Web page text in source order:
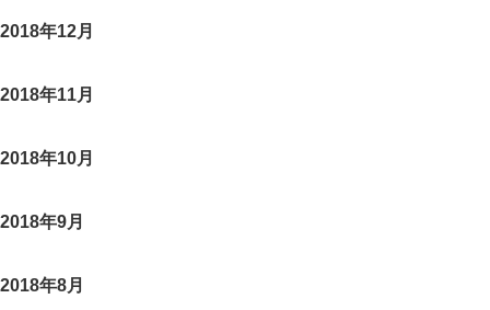
2018年12月
2018年11月
2018年10月
2018年9月
2018年8月